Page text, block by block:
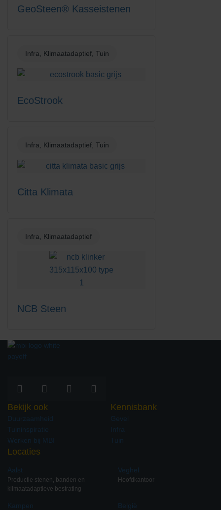
Capital-L+T voor groene parkeerplaats
Bekijk project
Plan een vrijblijvend adviesgesprek
adviesgesprek in met één van onze specialisten.
Neem contact op
GeoSteen® Kasseistenen
Infra, Klimaatadaptief, Tuin
EcoStrook
Infra, Klimaatadaptief, Tuin
Citta Klimata
Infra, Klimaatadaptief
NCB Steen
Bekijk ook
Duurzaamheid
Tuininspiratie
Werken bij MBI
Kennisbank
Gevel
Infra
Tuin
Locaties
Aalst
Productie stenen, banden en
klimaatadaptieve bestrating
Kampen
Veghel
Hoofdkantoor
België